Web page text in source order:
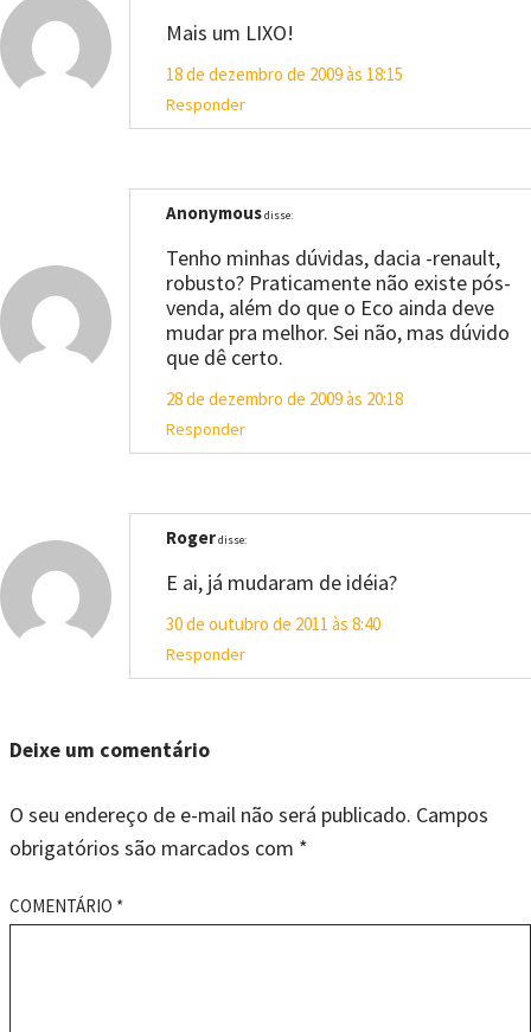
Mais um LIXO!
18 de dezembro de 2009 às 18:15
Responder
Anonymousdisse:
Tenho minhas dúvidas, dacia -renault,
robusto? Praticamente não existe pós-
venda, além do que o Eco ainda deve
mudar pra melhor. Sei não, mas dúvido
que dê certo.
28 de dezembro de 2009 às 20:18
Responder
Rogerdisse:
E ai, já mudaram de idéia?
30 de outubro de 2011 às 8:40
Responder
Deixe um comentário
O seu endereço de e-mail não será publicado. Campos
obrigatórios são marcados com *
COMENTÁRIO *